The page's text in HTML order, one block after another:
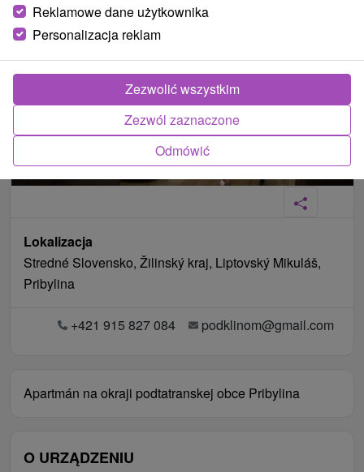
Lokalizacja
Stredné Slovensko, Žilinský kraj, Liptovský Mikuláš,
Pribylina
+421 915 827 084 podklinom@gmail.com
Apartmán na okraji podtatranskej obce Pribylina
O URZĄDZENIU
Reklamowe dane użytkownika
Personalizacja reklam
Odmówić
Zezwól zaznaczone
Zezwolić wszystkim